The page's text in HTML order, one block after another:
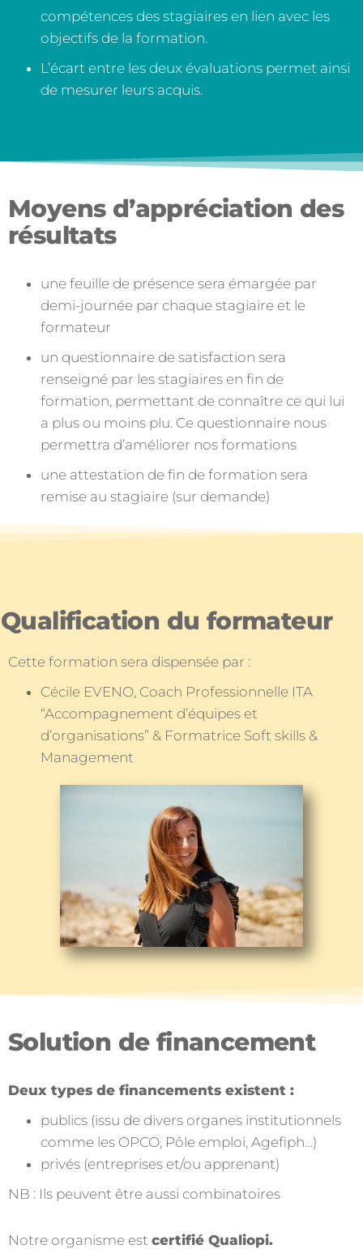
compétences des stagiaires en lien avec les
objectifs de la formation.
L’écart entre les deux évaluations permet ainsi
de mesurer leurs acquis.
Moyens d’appréciation des
résultats
une feuille de présence sera émargée par
demi-journée par chaque stagiaire et le
formateur
un questionnaire de satisfaction sera
renseigné par les stagiaires en fin de
formation, permettant de connaître ce qui lui
a plus ou moins plu. Ce questionnaire nous
permettra d’améliorer nos formations
une attestation de fin de formation sera
remise au stagiaire (sur demande)
Qualification du formateur
Cette formation sera dispensée par :
Cécile EVENO, Coach Professionnelle ITA
“Accompagnement d’équipes et
d’organisations” & Formatrice Soft skills &
Management
Solution de financement
Deux types de financements existent :
publics (issu de divers organes institutionnels
comme les OPCO, Pôle emploi, Agefiph…)
privés (entreprises et/ou apprenant)
NB : Ils peuvent être aussi combinatoires
Notre organisme est certifié Qualiopi.